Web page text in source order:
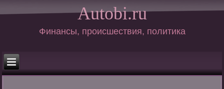
Autobi.ru
Финансы, происшествия, политика